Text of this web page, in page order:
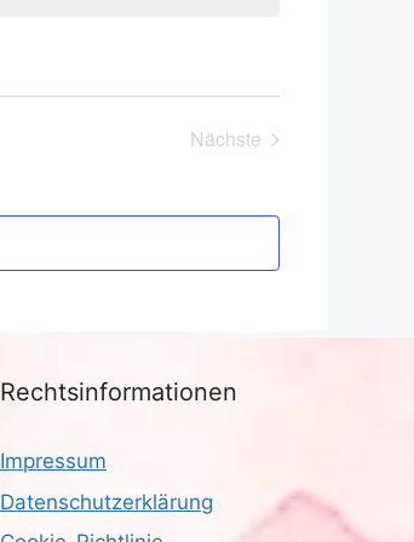
Nächste
Rechtsinformationen
Impressum
Datenschutzerklärung